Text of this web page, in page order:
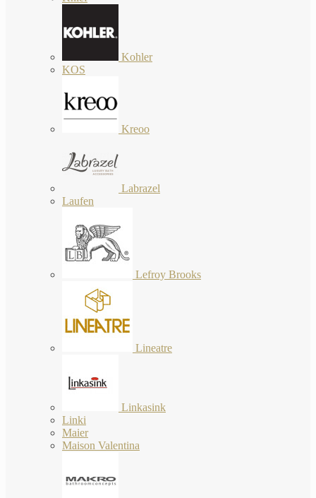
Kohler
KOS
Kreoo
Labrazel
Laufen
Lefroy Brooks
Lineatre
Linkasink
Linki
Maier
Maison Valentina